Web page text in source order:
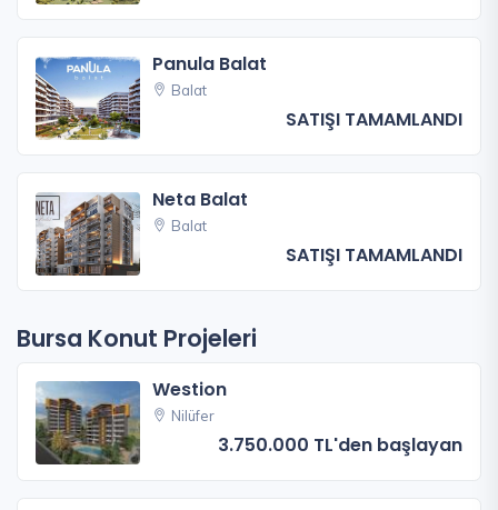
Panula Balat
Balat
SATIŞI TAMAMLANDI
Neta Balat
Balat
SATIŞI TAMAMLANDI
Bursa Konut Projeleri
Westion
Nilüfer
3.750.000 TL'den başlayan